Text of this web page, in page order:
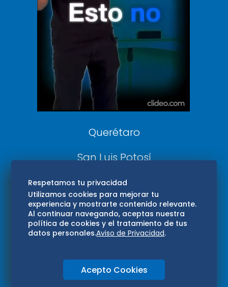
De 10 sports
DeDinero
Confabulario
Aviso Oportuno
Consultas
Querétaro
San Luis Potosí
Edomex
Consultas
Hidalgo
Oaxaca
Aviso de privacidad
Directorio
Respetamos tu privacidad
Utilizamos cookies para mejorar tu
experiencia y mostrarte contenido relevante.
Al continuar navegando, aceptas nuestra
política de cookies y el tratamiento de tus
datos personales.Aviso de Privacidad.
Acepto Cookies